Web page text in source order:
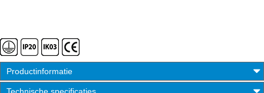
Productinformatie